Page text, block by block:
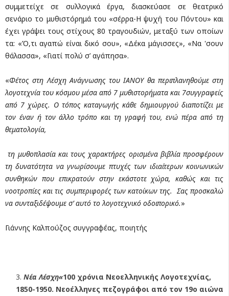
συμμετείχε σε συλλογικά έργα, διασκεύασε σε θεατρικό
σενάριο το μυθιστόρημά του «σέρρα-Η ψυχή του Πόντου» και
έχει γράψει τους στίχους 80 τραγουδιών, μεταξύ των οποίων
τα: «Ό,τι αγαπώ είναι δικό σου», «Δέκα μάγισσες», «Να 'σουν
θάλασσα», «Γιατί πολύ σ’ αγάπησα».
«Φέτος στη Λέσχη Ανάγνωσης του ΙΑΝΟΥ θα περιπλανηθούμε στη
λογοτεχνία του κόσμου μέσα από 7 μυθιστορήματα και 7συγγραφείς
από 7 χώρες. Ο τόπος καταγωγής κάθε δημιουργού διαποτίζει με
τον έναν ή τον άλλο τρόπο και τη γραφή του, ενώ πέρα από τη
θεματολογία,
τη μυθοπλασία και τους χαρακτήρες ορισμένα βιβλία προσφέρουν
τη δυνατότητα να γνωρίσουμε πτυχές των ιδιαίτερων κοινωνικών
συνθηκών που επικρατούν στην εκάστοτε χώρα, καθώς και τις
νοοτροπίες και τις συμπεριφορές των κατοίκων της. Σας προσκαλώ
να συνταξιδέψουμε σ’ αυτό το λογοτεχνικό οδοιπορικό.»
Γιάννης Καλπούζος συγγραφέας, ποιητής
Νέα Λέσχη«100 χρόνια Νεοελληνικής Λογοτεχνίας,
1850-1950. Νεοέλληνες πεζογράφοι από τον 19ο αιώνα